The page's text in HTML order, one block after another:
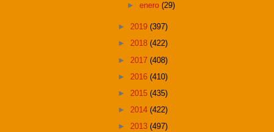
►enero(29)
► 2019 (397)
► 2018 (422)
► 2017 (408)
► 2016 (410)
► 2015 (435)
► 2014 (422)
► 2013 (497)